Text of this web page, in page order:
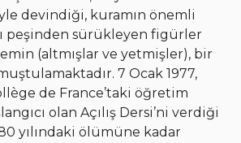
devindiği, kuramın önemli
peşinden sürükleyen figürler
(altmışlar ve yetmişler), bir
7 Ocak 1977,
de France’taki öğretim
olan Açılış Dersi’ni verdiği
yılındaki ölümüne kadar